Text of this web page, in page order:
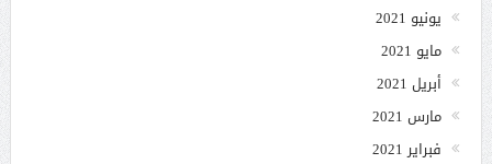
يونيو 2021
مايو 2021
أبريل 2021
مارس 2021
فبراير 2021